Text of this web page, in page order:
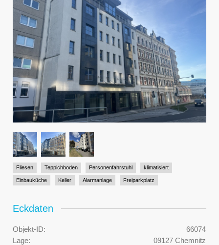
Fliesen Teppichboden Personenfahrstuhl klimatisiert
Einbauküche Keller Alarmanlage Freiparkplatz
Eckdaten
Objekt-ID:
66074
Lage:
09127 Chemnitz